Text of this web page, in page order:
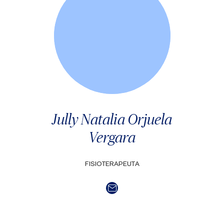
Jully Natalia Orjuela
Vergara
FISIOTERAPEUTA